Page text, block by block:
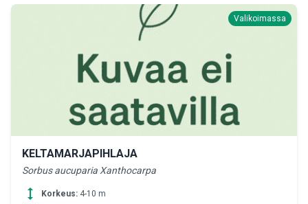
Valikoimassa
KELTAMARJAPIHLAJA
Sorbus aucuparia Xanthocarpa
height Korkeus: 4-10 m